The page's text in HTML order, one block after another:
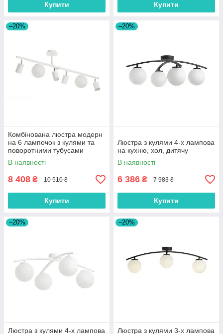
Купити Купити
–20%
Комбінована люстра модерн
на 6 лампочок з кулями та
поворотними тубусами
В наявності
8 408 ₴ 10 510 ₴
Купити
–20%
Люстра з кулями 4-х лампова
на кухню, хол, дитячу
В наявності
6 386 ₴ 7 983 ₴
Купити
–20%
Люстра з кулями 4-х лампова
–20%
Люстра з кулями 3-х лампова